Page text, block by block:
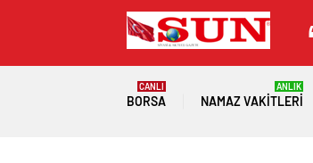
BORSA
CANLI
NAMAZ VAKITLERI
ANLIK